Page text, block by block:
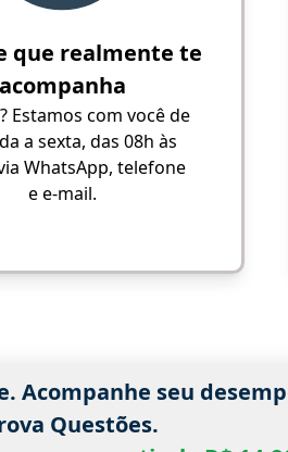
que realmente te
acompanha
Estamos com você de
a sexta, das 08h às
WhatsApp, telefone
e e-mail.
Acompanhe seu
Questões.